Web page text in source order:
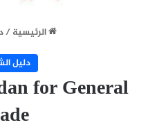
الرئيسية/
دليل
for General